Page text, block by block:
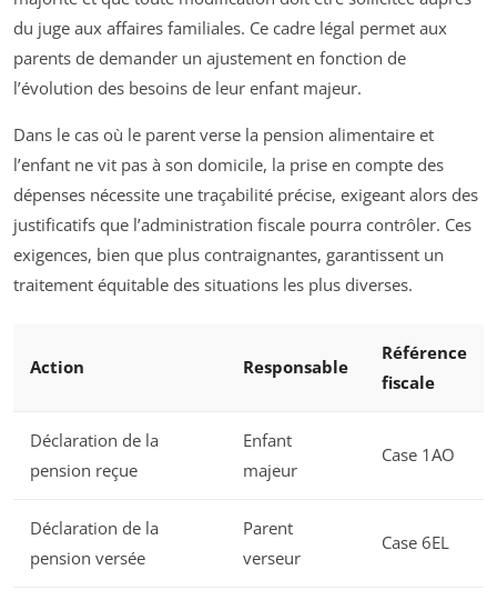
du juge aux affaires familiales. Ce cadre légal permet aux
parents de demander un ajustement en fonction de
l’évolution des besoins de leur enfant majeur.
Dans le cas où le parent verse la pension alimentaire et
l’enfant ne vit pas à son domicile, la prise en compte des
dépenses nécessite une traçabilité précise, exigeant alors des
justificatifs que l’administration fiscale pourra contrôler. Ces
exigences, bien que plus contraignantes, garantissent un
traitement équitable des situations les plus diverses.
Action Responsable
Référence
fiscale
Déclaration de la
pension reçue
Enfant
majeur
Case 1AO
Déclaration de la
pension versée
Parent
verseur
Case 6EL